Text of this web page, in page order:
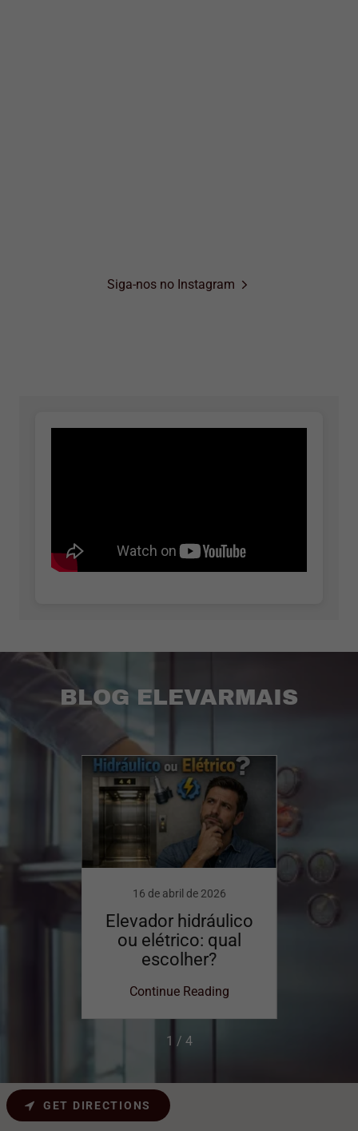
Siga-nos no Instagram
BLOG ELEVARMAIS
16 de abril de 2026
Elevador hidráulico
ou elétrico: qual
escolher?
Continue Reading
1 / 4
GET DIRECTIONS